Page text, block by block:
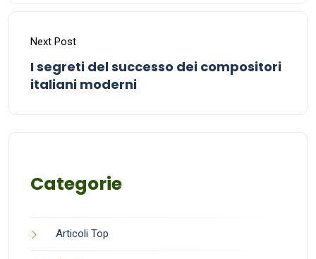
Next Post
I segreti del successo dei compositori
italiani moderni
Categorie
Articoli Top